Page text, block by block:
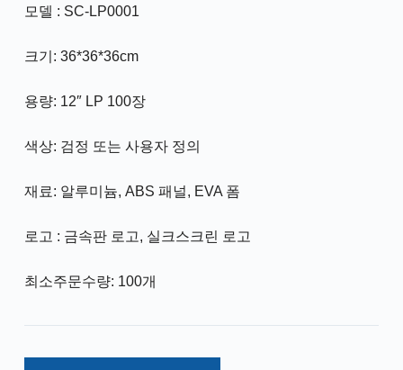
모델 : SC-LP0001
크기: 36*36*36cm
용량: 12″ LP 100장
색상: 검정 또는 사용자 정의
재료: 알루미늄, ABS 패널, EVA 폼
로고 : 금속판 로고, 실크스크린 로고
최소주문수량: 100개